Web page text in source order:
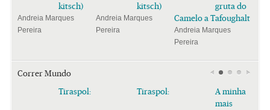
kitsch)
Andreia Marques
Pereira
kitsch)
Andreia Marques
Pereira
gruta do
Camelo a Tafoughalt
Andreia Marques
Pereira
Correr Mundo
Tiraspol:
Tiraspol:
A minha
mais